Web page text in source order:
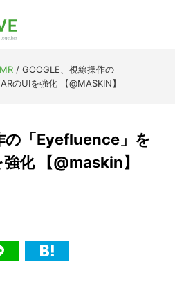
/ GOOGLE、視線操作の
のUIを強化 【@MASKIN】
の「Eyefluence」を
化 【@maskin】
ード
テレワーク